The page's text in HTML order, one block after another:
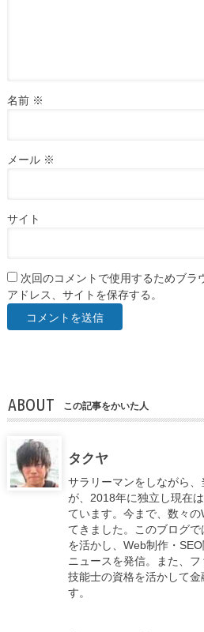
名前 ※
メール ※
サイト
次回のコメントで使用するためブラ
アドレス、サイトを保存する。
ABOUT この記事をかいた人
タクヤ
サラリーマンをしながら
が、2018年に独立し現在
ています。今まで、数々
てきました。このブログ
を活かし、Web制作・
ニュースを発信。また、
技能士の資格を活かして
す。